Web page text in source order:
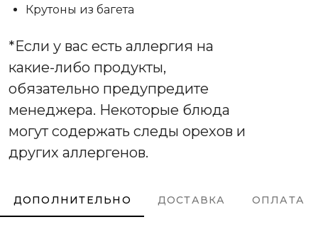
Крутоны из багета
*Если у вас есть аллергия на
какие-либо продукты,
обязательно предупредите
менеджера. Некоторые блюда
могут содержать следы орехов и
других аллергенов.
ДОПОЛНИТЕЛЬНО ДОСТАВКА ОПЛАТА